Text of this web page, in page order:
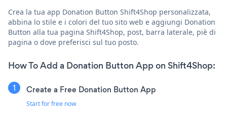
Crea la tua app Donation Button Shift4Shop personalizzata,
abbina lo stile e i colori del tuo sito web e aggiungi Donation
Button alla tua pagina Shift4Shop, post, barra laterale, piè di
pagina o dove preferisci sul tuo posto.
How To Add a Donation Button App on Shift4Shop:
Create a Free Donation Button App
Start for free now